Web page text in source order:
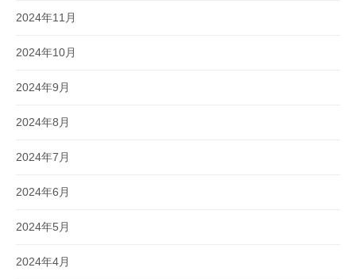
2024年11月
2024年10月
2024年9月
2024年8月
2024年7月
2024年6月
2024年5月
2024年4月